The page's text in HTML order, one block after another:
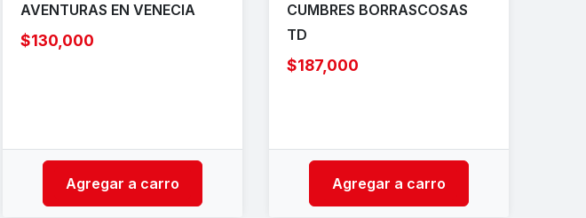
AVENTURAS EN VENECIA
$130,000
Agregar a carro
CUMBRES BORRASCOSAS
TD
$187,000
Agregar a carro